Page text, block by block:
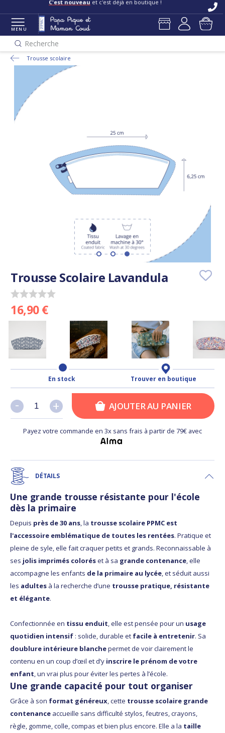
C'est nouveau et c'est déjà en boutique !
MENU
Recherche
Trousse scolaire
Trousse Scolaire Lavandula
16,90 €
En stock Trouver en boutique
+
- +
- AJOUTER AU PANIER
Payez votre commande en 3x sans frais à partir de 79€ avec
DÉTAILS
Une grande trousse résistante pour l'école
dès la primaire
Depuis près de 30 ans, la trousse scolaire PPMC est
l'accessoire emblématique de toutes les rentées. Pratique et
pleine de syle, elle fait craquer petits et grands. Reconnaissable à
ses jolis imprimés coloréset à sa grande contenance, elle
accompagne les enfants de la primaire au lycée, et séduit aussi
les adultes à la recherche d’une trousse pratique, résistante
et élégante.
Confectionnée en tissu enduit, elle est pensée pour un usage
quotidien intensif : solide, durable et facile à entretenir. Sa
doublure intérieure blanchepermet de voir clairement le
contenu en un coup d’œil et d’y inscrire le prénom de votre
enfant, un vrai plus pour éviter les pertes à l’école.
Une grande capacité pour tout organiser
Grâce à son format généreux, cette trousse scolaire grande
contenance accueille sans difficulté stylos, feutres, crayons,
règle, gomme, colle, compas et bien plus encore. Elle a la taille